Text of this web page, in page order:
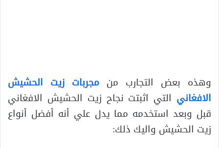
وهذه بعض التجارب من مجربات زيت الحشيش
الافغاني التي اثبتت نجاح زيت الحشيش الافغاني
قبل وبعد استخدمه مما يدل علي أنه أفضل أنواع
زيت الحشيش واليك ذلك: